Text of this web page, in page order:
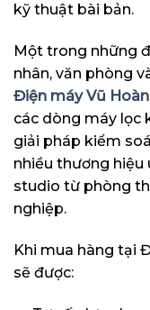
kỹ thuật bài bản.
Một trong những
nhân, văn phòng
Điện máy Vũ
các dòng máy lọc
giải pháp kiểm
nhiều thương hiệu
studio từ phòng
nghiệp.
Khi mua hàng tại
sẽ được: